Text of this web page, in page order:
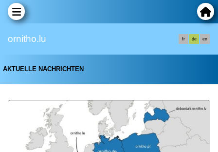
ornitho.lu fr de en
AKTUELLE NACHRICHTEN